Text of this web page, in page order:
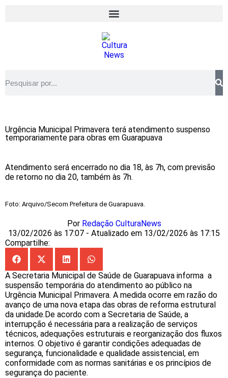
Urgência Municipal Primavera terá atendimento suspenso
temporariamente para obras em Guarapuava
Atendimento será encerrado no dia 18, às 7h, com previsão
de retorno no dia 20, também às 7h.
Foto: Arquivo/Secom Prefeitura de Guarapuava.
Por Redação CulturaNews
13/02/2026 às 17:07 - Atualizado em 13/02/2026 às 17:15
Compartilhe:
A Secretaria Municipal de Saúde de Guarapuava informa a
suspensão temporária do atendimento ao público na
Urgência Municipal Primavera. A medida ocorre em razão do
avanço de uma nova etapa das obras de reforma estrutural
da unidade.De acordo com a Secretaria de Saúde, a
interrupção é necessária para a realização de serviços
técnicos, adequações estruturais e reorganização dos fluxos
internos. O objetivo é garantir condições adequadas de
segurança, funcionalidade e qualidade assistencial, em
conformidade com as normas sanitárias e os princípios de
segurança do paciente.